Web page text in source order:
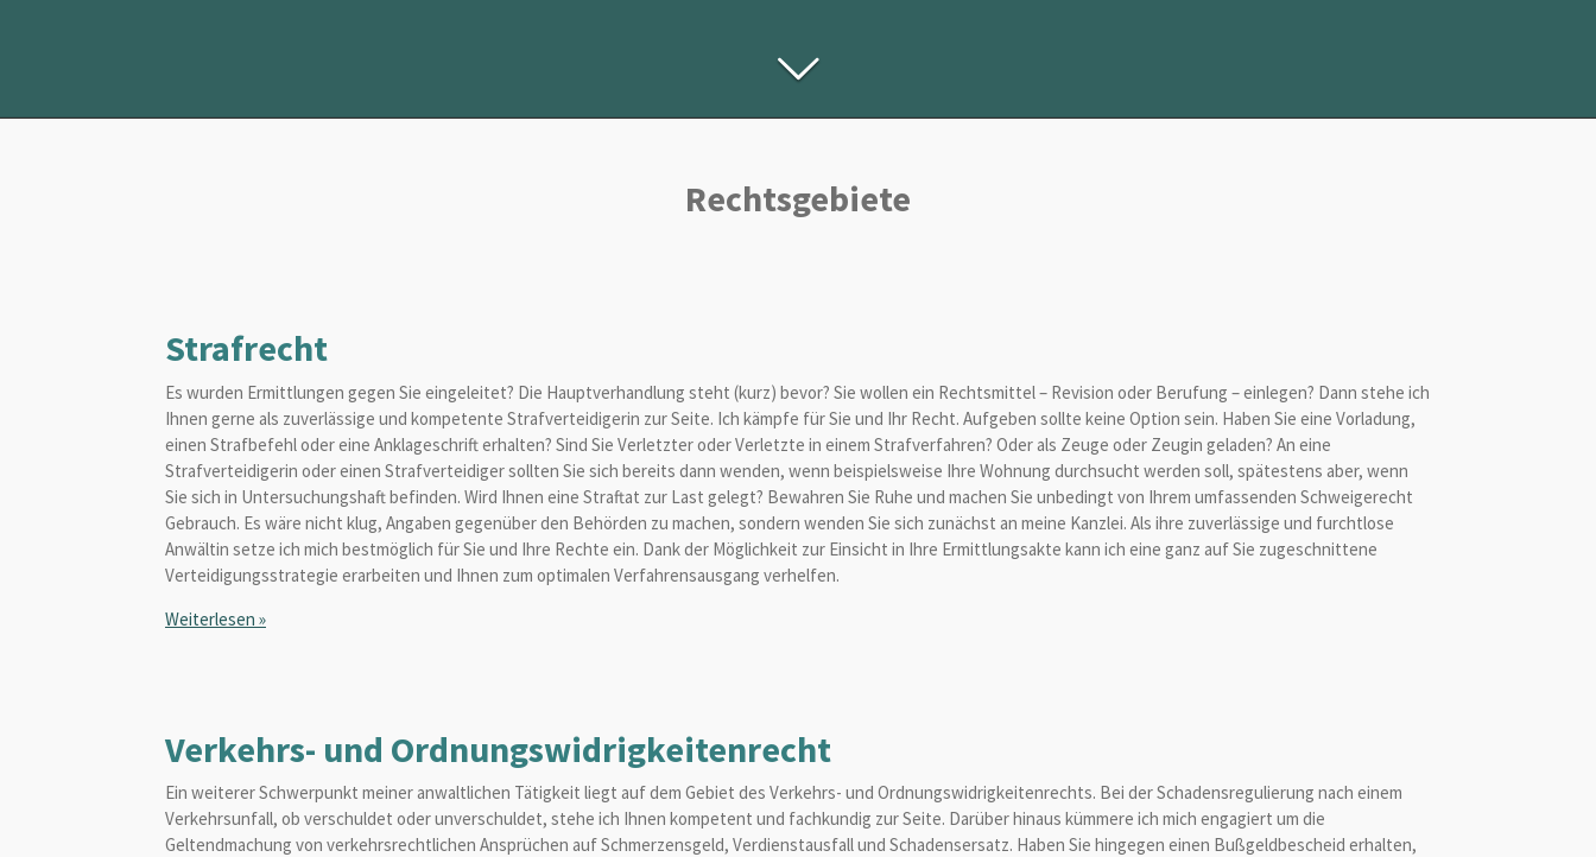
Rechtsgebiete
Strafrecht
Es wurden Ermittlungen gegen Sie eingeleitet? Die Hauptverhandlung steht (kurz) bevor? Sie wollen ein Rechtsmittel – Revision oder Berufung – einlegen? Dann stehe ich
Ihnen gerne als zuverlässige und kompetente Strafverteidigerin zur Seite. Ich kämpfe für Sie und Ihr Recht. Aufgeben sollte keine Option sein. Haben Sie eine Vorladung,
einen Strafbefehl oder eine Anklageschrift erhalten? Sind Sie Verletzter oder Verletzte in einem Strafverfahren? Oder als Zeuge oder Zeugin geladen? An eine
Strafverteidigerin oder einen Strafverteidiger sollten Sie sich bereits dann wenden, wenn beispielsweise Ihre Wohnung durchsucht werden soll, spätestens aber, wenn
Sie sich in Untersuchungshaft befinden. Wird Ihnen eine Straftat zur Last gelegt? Bewahren Sie Ruhe und machen Sie unbedingt von Ihrem umfassenden Schweigerecht
Gebrauch. Es wäre nicht klug, Angaben gegenüber den Behörden zu machen, sondern wenden Sie sich zunächst an meine Kanzlei. Als ihre zuverlässige und furchtlose
Anwältin setze ich mich bestmöglich für Sie und Ihre Rechte ein. Dank der Möglichkeit zur Einsicht in Ihre Ermittlungsakte kann ich eine ganz auf Sie zugeschnittene
Verteidigungsstrategie erarbeiten und Ihnen zum optimalen Verfahrensausgang verhelfen.
Weiterlesen »
Verkehrs- und Ordnungswidrigkeitenrecht
Ein weiterer Schwerpunkt meiner anwaltlichen Tätigkeit liegt auf dem Gebiet des Verkehrs- und Ordnungswidrigkeitenrechts. Bei der Schadensregulierung nach einem
Verkehrsunfall, ob verschuldet oder unverschuldet, stehe ich Ihnen kompetent und fachkundig zur Seite. Darüber hinaus kümmere ich mich engagiert um die
Geltendmachung von verkehrsrechtlichen Ansprüchen auf Schmerzensgeld, Verdienstausfall und Schadensersatz. Haben Sie hingegen einen Bußgeldbescheid erhalten,